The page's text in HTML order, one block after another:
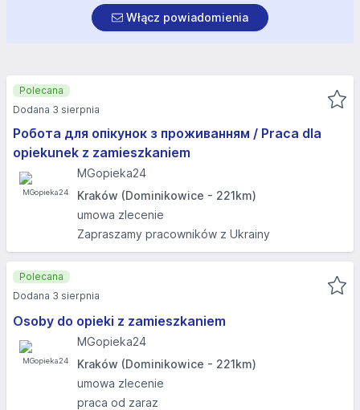
Włącz powiadomienia
Робота для опікунок з проживанням / Praca dla
opiekunek z zamieszkaniem
MGopieka24
Kraków (Dominikowice - 221km)
umowa zlecenie
Zapraszamy pracowników z Ukrainy
Polecana
Dodana 3 sierpnia
Osoby do opieki z zamieszkaniem
MGopieka24
Kraków (Dominikowice - 221km)
umowa zlecenie
praca od zaraz
Polecana
Dodana 3 sierpnia